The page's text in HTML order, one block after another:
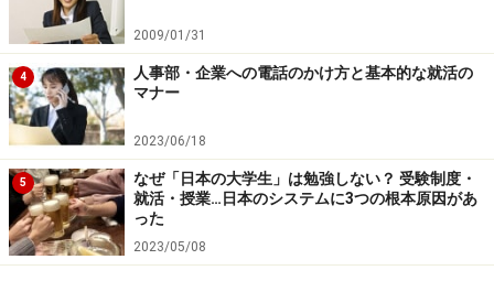
SNSでもつながっている可能性は高く、内定辞退の理由
やその企業へのネガティブな情報などもその辞退した内
定者から聞くことができる。それら辞退者からの情報
は、他の内定者の内定承諾の意志決定に少なからず影響
することは間違いない。
また企業の採用担当者と日頃からSNSでやりとりをして
いる場合、内定辞退の連絡もSNSで伝える学生が多い。
これは就活生のマナーとして気をつけなければならない
2009/01/31
4
人事部・企業への電話のかけ方と基本的な就活の
マナー
2023/06/18
5
なぜ「日本の大学生」は勉強しない？ 受験制度・
就活・授業…日本のシステムに3つの根本原因があ
った
2023/05/08